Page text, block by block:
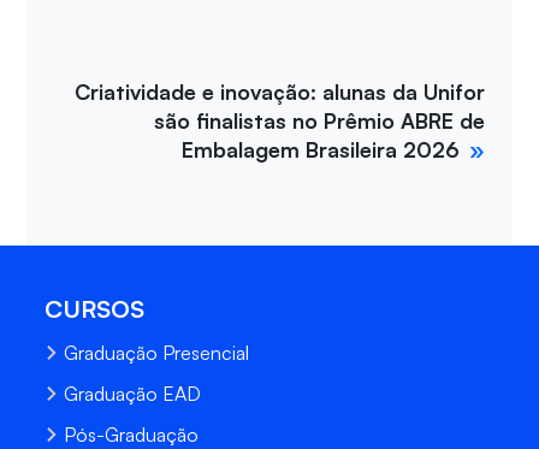
Criatividade e inovação: alunas da Unifor
são finalistas no Prêmio ABRE de
Embalagem Brasileira 2026
CURSOS
Graduação Presencial
Graduação EAD
Pós-Graduação